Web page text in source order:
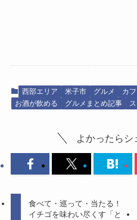
西部エリア 米子市 グルメ カ
お酒が飲める
グルメまとめ記事
よかったらシ
食べて・巡って・当たる！
イチゴを味わい尽くす「と